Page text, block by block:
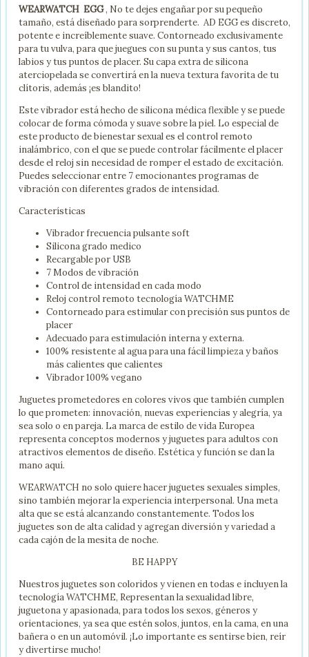
WEARWATCH EGG, No te dejes engañar por su pequeño
tamaño, está diseñado para sorprenderte. AD EGG es discreto,
potente e increíblemente suave. Contorneado exclusivamente
para tu vulva, para que juegues con su punta y sus cantos, tus
labios y tus puntos de placer. Su capa extra de silicona
aterciopelada se convertirá en la nueva textura favorita de tu
clítoris, además ¡es blandito!
Este vibrador está hecho de silicona médica flexible y se puede
colocar de forma cómoda y suave sobre la piel. Lo especial de
este producto de bienestar sexual es el control remoto
inalámbrico, con el que se puede controlar fácilmente el placer
desde el reloj sin necesidad de romper el estado de excitación.
Puedes seleccionar entre 7 emocionantes programas de
vibración con diferentes grados de intensidad.
Características
Vibrador frecuencia pulsante soft
Silicona grado medico
Recargable por USB
7 Modos de vibración
Control de intensidad en cada modo
Reloj control remoto tecnología WATCHME
Contorneado para estimular con precisión sus puntos de
placer
Adecuado para estimulación interna y externa.
100% resistente al agua para una fácil limpieza y baños
más calientes que calientes
Vibrador 100% vegano
Juguetes prometedores en colores vivos que también cumplen
lo que prometen: innovación, nuevas experiencias y alegría, ya
sea solo o en pareja. La marca de estilo de vida Europea
representa conceptos modernos y juguetes para adultos con
atractivos elementos de diseño. Estética y función se dan la
mano aquí.
WEARWATCH no solo quiere hacer juguetes sexuales simples,
sino también mejorar la experiencia interpersonal. Una meta
alta que se está alcanzando constantemente. Todos los
juguetes son de alta calidad y agregan diversión y variedad a
cada cajón de la mesita de noche.
BE HAPPY
Nuestros juguetes son coloridos y vienen en todas e incluyen la
tecnología WATCHME, Representan la sexualidad libre,
juguetona y apasionada, para todos los sexos, géneros y
orientaciones, ya sea que estén solos, juntos, en la cama, en una
bañera o en un automóvil. ¡Lo importante es sentirse bien, reír
y divertirse mucho!